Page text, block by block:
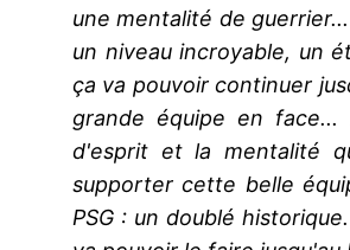
une mentalité de
un niveau incroyable, un
ça va pouvoir continuer
grande équipe en
d'esprit et la mentalité
supporter cette belle
PSG : un doublé